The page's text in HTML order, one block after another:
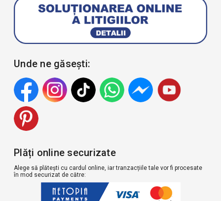
Unde ne găsești:
Plăți online securizate
Alege să plătești cu cardul online, iar tranzacțiile tale vor fi procesate
în mod securizat de către: